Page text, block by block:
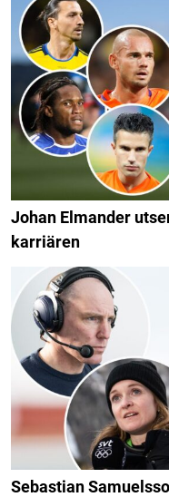
Johan Elmander
karriären
Sebastian